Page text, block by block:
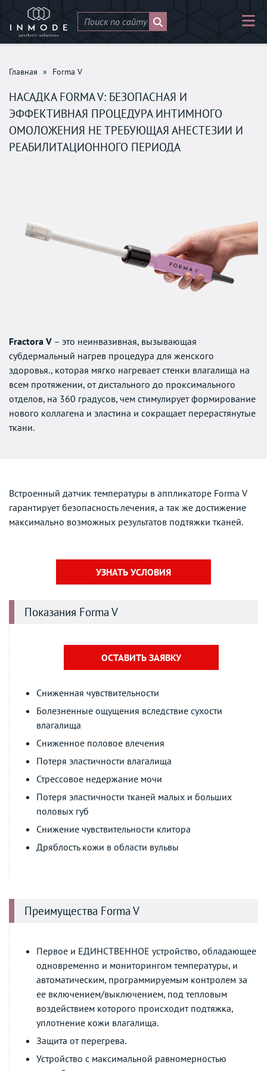
Главная » Forma V
НАСАДКА FORMA V: БЕЗОПАСНАЯ И
ЭФФЕКТИВНАЯ ПРОЦЕДУРА ИНТИМНОГО
ОМОЛОЖЕНИЯ НЕ ТРЕБУЮЩАЯ АНЕСТЕЗИИ И
РЕАБИЛИТАЦИОННОГО ПЕРИОДА
Fractora V – это неинвазивная, вызывающая
субдермальный нагрев процедура для женского
здоровья., которая мягко нагревает стенки влагалища на
всем протяжении, от дистального до проксимального
отделов, на 360 градусов, чем стимулирует формирование
нового коллагена и эластина и сокращает перерастянутые
ткани.
Встроенный датчик температуры в аппликаторе Forma V
гарантирует безопасность лечения, а так же достижение
максимально возможных результатов подтяжки тканей.
УЗНАТЬ УСЛОВИЯ
Показания Forma V
ОСТАВИТЬ ЗАЯВКУ
Сниженная чувствительности
Болезненные ощущения вследствие сухости
влагалища
Сниженное половое влечения
Потеря эластичности влагалища
Стрессовое недержание мочи
Потеря эластичности тканей малых и больших
половых губ
Снижение чувствительности клитора
Дряблость кожи в области вульвы
Преимущества Forma V
Первое и ЕДИНСТВЕННОЕ устройство, обладающее
одновременно и мониторингом температуры, и
автоматическим, программируемым контролем за
ее включением/выключением, под тепловым
воздействием которого происходит подтяжка,
уплотнение кожи влагалища.
Защита от перегрева.
Устройство с максимальной равномерностью